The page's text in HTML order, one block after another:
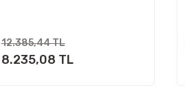
12.385,44 TL
8.235,08 TL